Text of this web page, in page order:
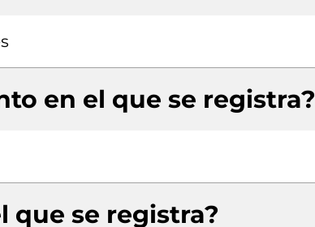
en el que se registra?
que se registra?